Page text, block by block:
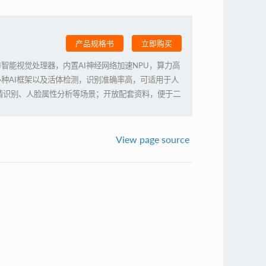
产品规格书 立即购买
能视觉处理器，内置AI神经网络加速NPU，算力高
AI框架以及活体检测，识别准确率高，可适用于人
别、人脸属性分析等场景；开放配套资料，便于二
View page source